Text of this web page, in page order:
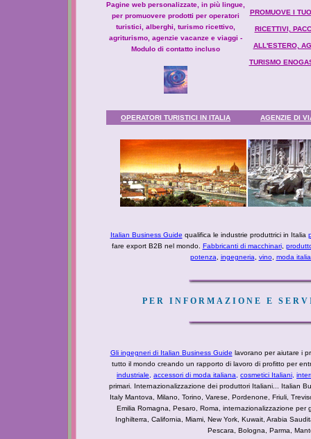
Pagine web personalizzate, in più lingue,
per promuovere prodotti per operatori
turistici, alberghi, turismo ricettivo,
agriturismo, agenzie vacanze e viaggi -
Modulo di contatto incluso
PROMUOVE I
RICETTIVI,
ALL'ESTERO,
TURISMO
OPERATORI TURISTICI IN ITALIA AGENZIE DI
Italian Business Guide qualifica le industrie produttrici in Italia
fare export B2B nel mondo. Fabbricanti di macchinari,
potenza
ingegneria vino, moda
PER INFORMAZIONE E
Gli ingegneri di Italian Business Guide lavorano per aiutare i
tutto il mondo creando un rapporto di lavoro di profitto per
industriale
accessori di moda italiana, cosmetici Italiani,
primari. Internazionalizzazione dei produttori Italiani... Italian
Italy Mantova, Milano, Torino, Varese, Pordenone, Friuli,
Emilia Romagna, Pesaro, Roma, internazionalizzazione
Inghilterra, California, Miami, New York, Kuwait, Arabia
Pescara, Bologna, Parma,